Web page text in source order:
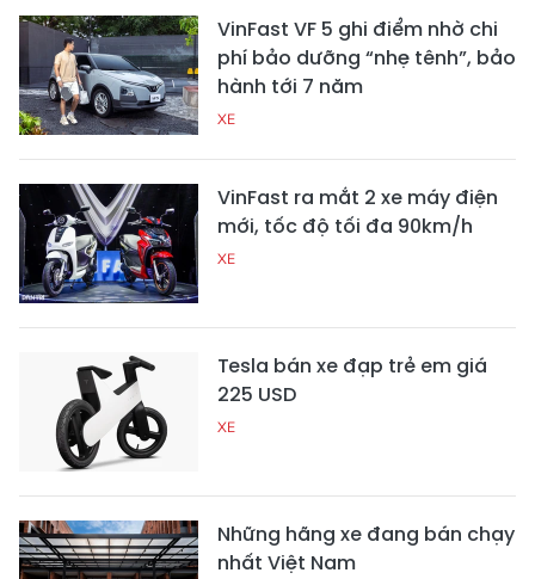
VinFast VF 5 ghi điểm nhờ chi
phí bảo dưỡng “nhẹ tênh”, bảo
hành tới 7 năm
XE
VinFast ra mắt 2 xe máy điện
mới, tốc độ tối đa 90km/h
XE
Tesla bán xe đạp trẻ em giá
225 USD
XE
Những hãng xe đang bán chạy
nhất Việt Nam